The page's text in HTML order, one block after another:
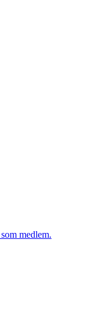
medlem.